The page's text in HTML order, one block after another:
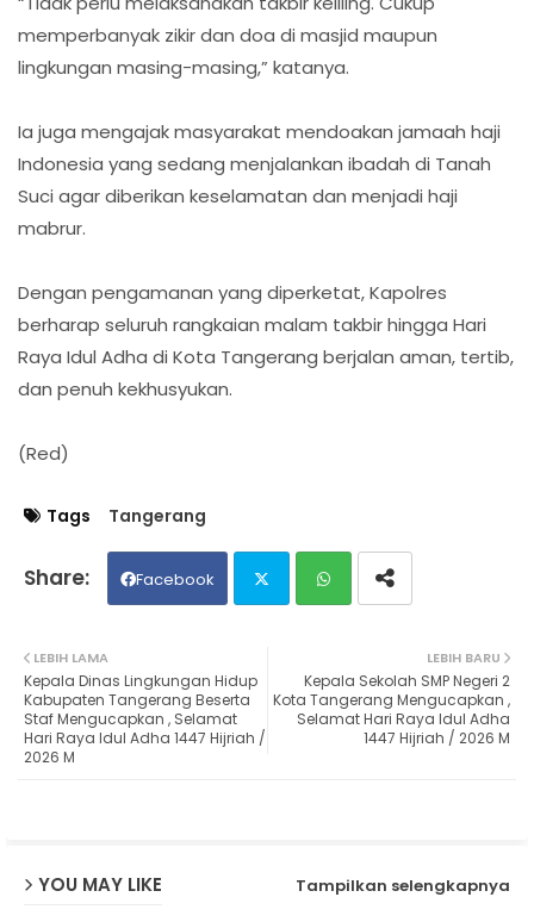
memperbanyak zikir dan doa di masjid maupun
lingkungan masing-masing,” katanya.
Ia juga mengajak masyarakat mendoakan jamaah haji
Indonesia yang sedang menjalankan ibadah di Tanah
Suci agar diberikan keselamatan dan menjadi haji
mabrur.
Dengan pengamanan yang diperketat, Kapolres
berharap seluruh rangkaian malam takbir hingga Hari
Raya Idul Adha di Kota Tangerang berjalan aman, tertib,
dan penuh kekhusyukan.
(Red)
Tags Tangerang
Facebook
ter ats
LEBIH BARU
Kepala Sekolah SMP Negeri 2
Kota Tangerang Mengucapkan ,
Selamat Hari Raya Idul Adha
1447 Hijriah / 2026 M
LEBIH LAMA
Kepala Dinas Lingkungan Hidup
Kabupaten Tangerang Beserta
Staf Mengucapkan , Selamat
Hari Raya Idul Adha 1447 Hijriah /
2026 M
YOU MAY LIKE Tampilkan selengkapnya